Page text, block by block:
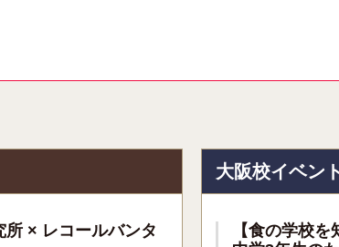
所 × レコールバンタ
大阪校イベン
【食の学校を